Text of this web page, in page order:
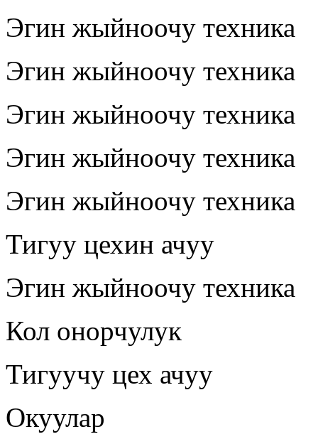
Эгин жыйноочу техника
Эгин жыйноочу техника
Эгин жыйноочу техника
Эгин жыйноочу техника
Эгин жыйноочу техника
Тигуу цехин ачуу
Эгин жыйноочу техника
Кол онорчулук
Тигуучу цех ачуу
Окуулар